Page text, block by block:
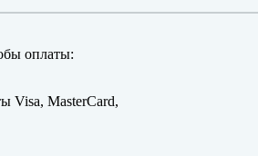
оплаты:
Visa, MasterCard,